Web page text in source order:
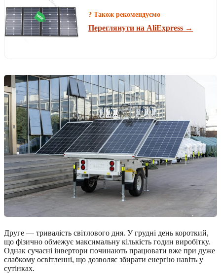
? Також рекомендуємо
Переглянути на AliExpress →
Друге — тривалість світлового дня. У грудні день короткий,
що фізично обмежує максимальну кількість годин виробітку.
Однак сучасні інвертори починають працювати вже при дуже
слабкому освітленні, що дозволяє збирати енергію навіть у
сутінках.